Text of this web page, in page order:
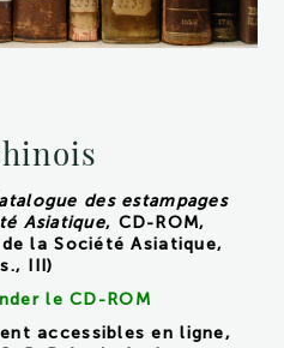
des estampages
Asiatique, CD-ROM,
la Société Asiatique,
III)
le CD-ROM
accessibles en ligne,